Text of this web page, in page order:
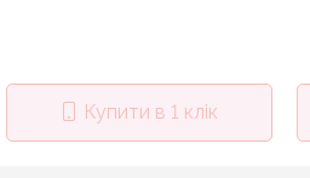
Купити в 1 клік